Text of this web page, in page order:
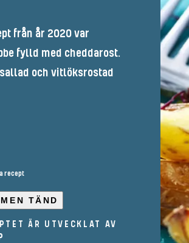
från år 2020 var
fylld med cheddarost.
och vitlöksrostad
recept
TÄND
ÄR UTVECKLAT AV